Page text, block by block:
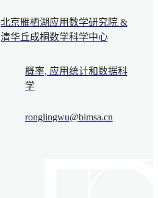
北京雁栖湖应用数学研究院 &
清华丘成桐数学科学中心
概率, 应用统计和数据科
学
ronglingwu@bimsa.cn